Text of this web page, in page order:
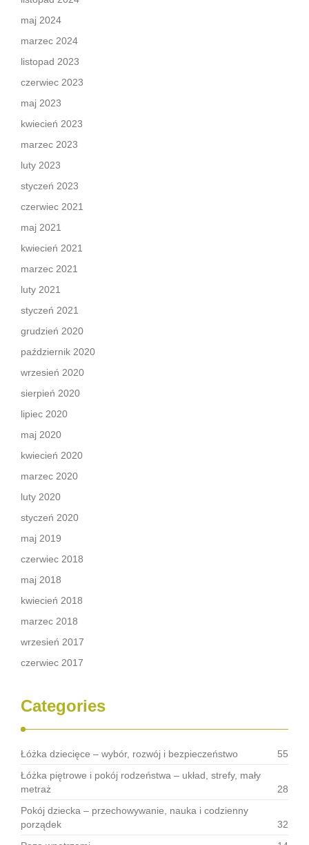
maj 2024
marzec 2024
listopad 2023
czerwiec 2023
maj 2023
kwiecień 2023
marzec 2023
luty 2023
styczeń 2023
czerwiec 2021
maj 2021
kwiecień 2021
marzec 2021
luty 2021
styczeń 2021
grudzień 2020
październik 2020
wrzesień 2020
sierpień 2020
lipiec 2020
maj 2020
kwiecień 2020
marzec 2020
luty 2020
styczeń 2020
maj 2019
czerwiec 2018
maj 2018
kwiecień 2018
marzec 2018
wrzesień 2017
czerwiec 2017
Categories
Łóżka dziecięce – wybór, rozwój i bezpieczeństwo
55
Łóżka piętrowe i pokój rodzeństwa – układ, strefy, mały
metraż
28
Pokój dziecka – przechowywanie, nauka i codzienny
porządek
32